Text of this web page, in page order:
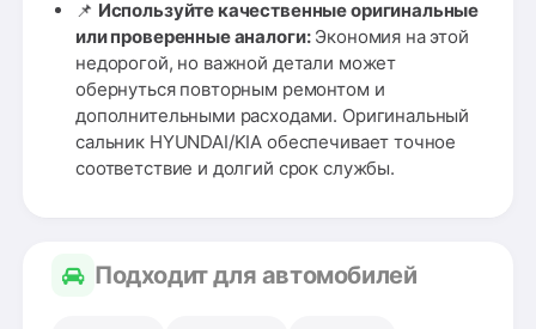
📌 Используйте качественные оригинальные
или проверенные аналоги:Экономия на этой
недорогой, но важной детали может
обернуться повторным ремонтом и
дополнительными расходами. Оригинальный
сальник HYUNDAI/KIA обеспечивает точное
соответствие и долгий срок службы.
Подходит для автомобилей